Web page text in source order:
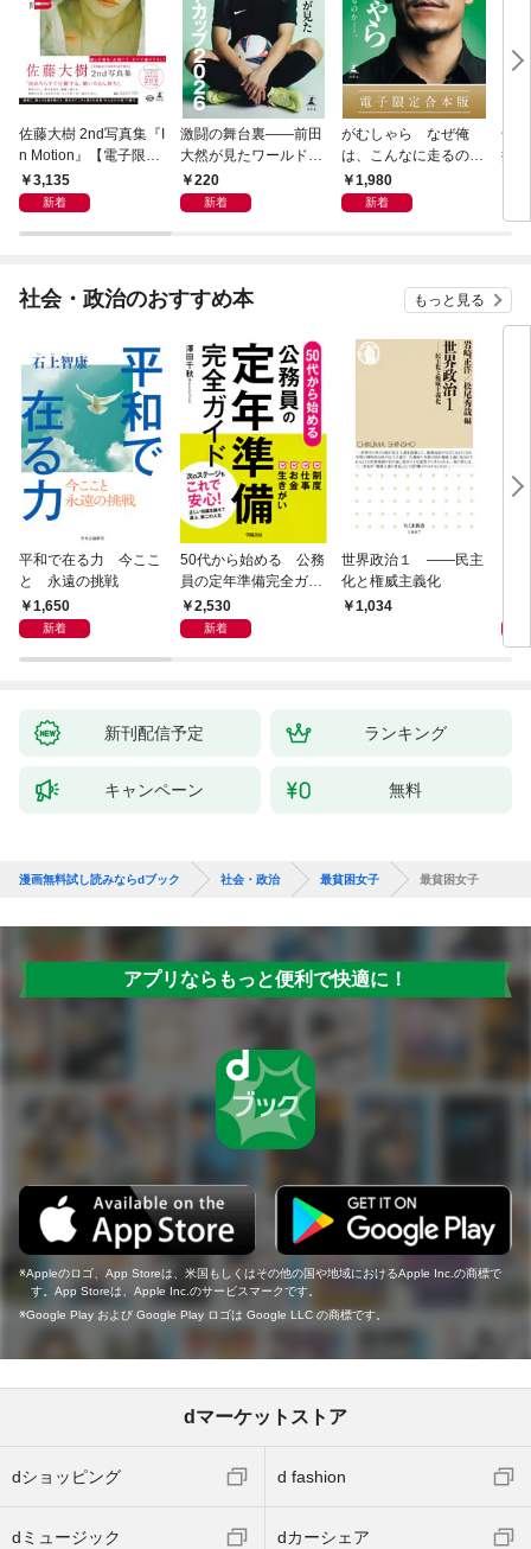
佐藤大樹 2nd写真集『I
n Motion』【電子限定
動画特典付き】
3,135
新着
激闘の舞台裏――前田
大然が見たワールドカ
ップ2026
220
新着
がむしゃら なぜ俺
は、こんなに走るのか
——。【電子限定合本
版】
1,980
新着
千
捕
社会・政治のおすすめ本 もっと見る
平和で在る力 今ここ
と 永遠の挑戦
1,650
新着
50代から始める 公務
員の定年準備完全ガイ
ド2,530
新着
世界政治１ ――民主
化と権威主義化
1,034
新刊配信予定 ランキング
キャンペーン 無料
漫画無料試し読みならdブック 社会・政治 最貧困女子 最貧困女子
アプリならもっと便利で快適に！
Appleのロゴ、App Storeは、米国もしくはその他の国や地域におけるApple Inc.の商標で
す。App Storeは、Apple Inc.のサービスマークです。
Google Play および Google Play ロゴは Google LLC の商標です。
dマーケットストア
dショッピング d fashion
dミュージック dカーシェア